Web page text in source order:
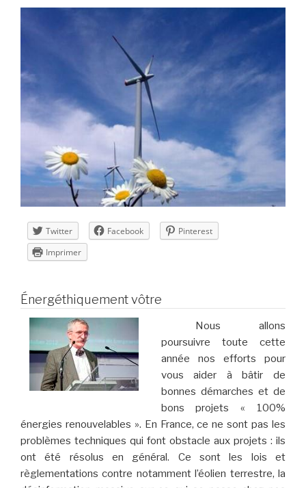
Twitter Facebook
Pinterest
Imprimer
Énergéthiquement vôtre
Nous allons
poursuivre toute cette
année nos efforts pour
vous aider à bâtir de
bonnes démarches et de
bons projets « 100%
énergies renouvelables ». En France, ce ne sont pas les
problèmes techniques qui font obstacle aux projets : ils
ont été résolus en général. Ce sont les lois et
règlementations contre notamment l’éolien terrestre, la